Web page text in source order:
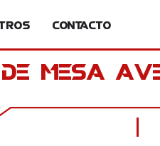
Contacto
Mesa